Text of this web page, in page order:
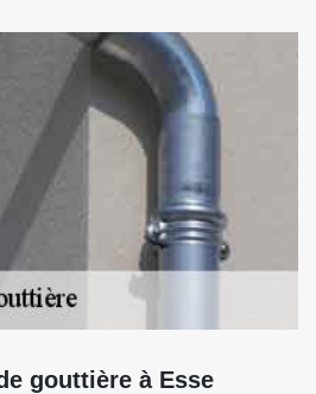
gouttière à Esse